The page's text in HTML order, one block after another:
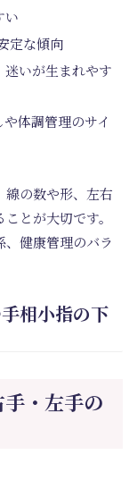
い
定な傾向
迷いが生まれやす
体調管理のサイ
線の数や形、左右
とが大切です。
健康管理のバラ
相小指の下
・左手の